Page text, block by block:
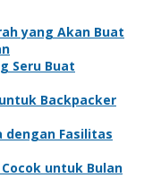
yang Akan Buat
Seru Buat
Backpacker
dengan Fasilitas
untuk Bulan